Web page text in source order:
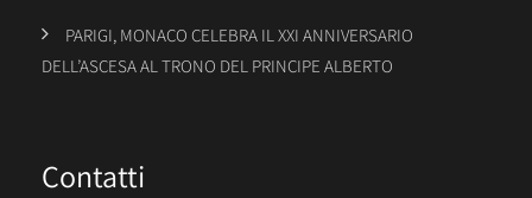
PARIGI, MONACO CELEBRA IL XXI ANNIVERSARIO
DELL’ASCESA AL TRONO DEL PRINCIPE ALBERTO
Contatti